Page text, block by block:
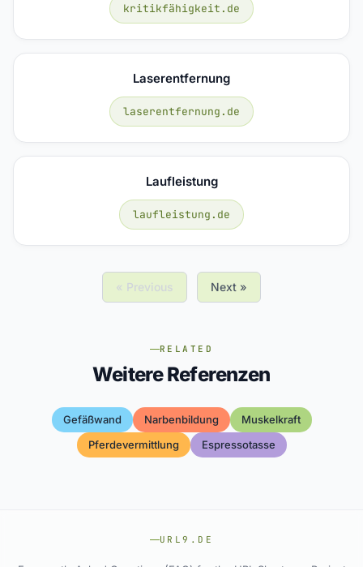
kritikfähigkeit.de
Laserentfernung
laserentfernung.de
Laufleistung
laufleistung.de
« Previous Next »
RELATED
Weitere Referenzen
Gefäßwand Narbenbildung
Muskelkraft
Pferdevermittlung
Espressotasse
URL9.DE